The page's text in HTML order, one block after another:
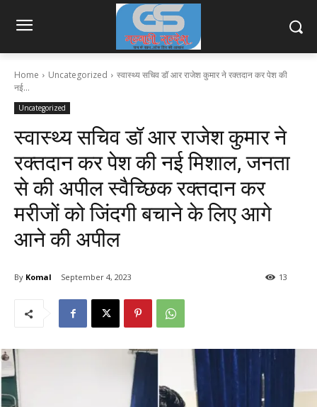
Home Uncategorized
स्वास्थ्य सचिव डॉ आर राजेश कुमार ने रक्तदान कर पेश की
नई...
Uncategorized
स्वास्थ्य सचिव डॉ आर राजेश कुमार ने
रक्तदान कर पेश की नई मिशाल, जनता
से की अपील स्वैच्छिक रक्तदान कर
मरीजों को जिंदगी बचाने के लिए आगे
आने की अपील
By Komal September 4, 2023 13